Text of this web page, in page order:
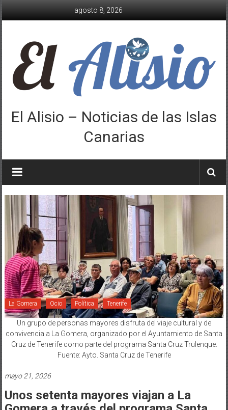
agosto 8, 2026
El Alisio – Noticias de las Islas
Canarias
La Gomera Ocio Política Tenerife
Un grupo de personas mayores disfruta del viaje cultural y de
convivencia a La Gomera, organizado por el Ayuntamiento de Santa
Cruz de Tenerife como parte del programa Santa Cruz Trulenque.
Fuente: Ayto. Santa Cruz de Tenerife
mayo 21, 2026
Unos setenta mayores viajan a La